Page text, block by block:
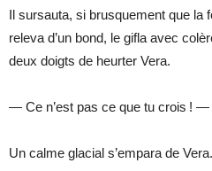
Il sursauta, si brusquement que la
releva d’un bond, le gifla avec
deux doigts de heurter Vera.
— Ce n’est pas ce que tu crois ! —
Un calme glacial s’empara de Vera.